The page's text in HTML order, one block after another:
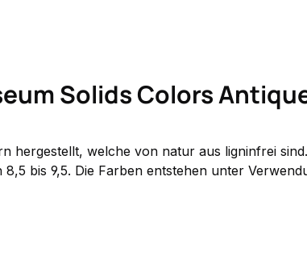
Solids Colors
hergestellt, welche von natur aus ligninfrei
bis 9,5. Die Farben entstehen unter